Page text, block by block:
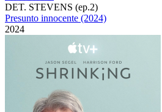
DET. STEVENS (ep.2)
Presunto innocente (2024)
2024